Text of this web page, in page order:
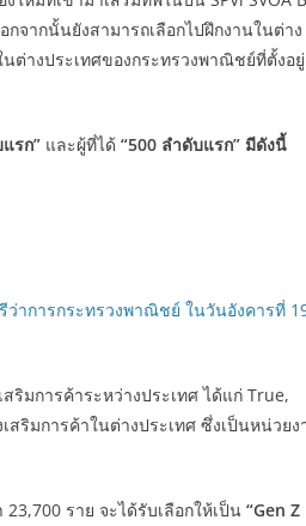
จากนั้นยังสามารถเลือกไปฝึกงานในต่าง
นต่างประเทศของกระทรวงพาณิชย์ที่ตั้งอ
รก” และผู้ที่ได้ “500 ลำดับแรก” มีดังนี้
าการกระทรวงพาณิชย์ ในวันอังคารที่
มการค้าระหว่างประเทศ ได้แก่ True,
เสริมการค้าในต่างประเทศ ซึ่งเป็นหน่วย
ราย จะได้รับเลือกให้เป็น “Gen Z